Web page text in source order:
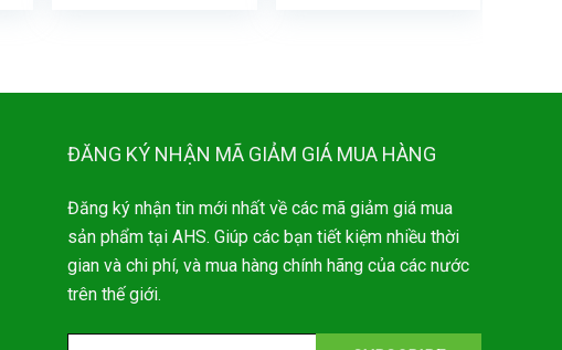
ĐĂNG KÝ NHẬN MÃ GIẢM GIÁ MUA HÀNG
Đăng ký nhận tin mới nhất về các mã giảm giá mua
sản phẩm tại AHS. Giúp các bạn tiết kiệm nhiều thời
gian và chi phí, và mua hàng chính hãng của các nước
trên thế giới.